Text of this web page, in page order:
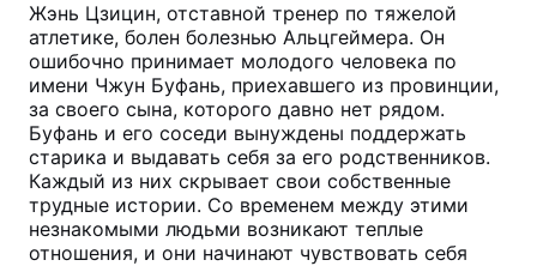
Жэнь Цзицин, отставной тренер по тяжелой
атлетике, болен болезнью Альцгеймера. Он
ошибочно принимает молодого человека по
имени Чжун Буфань, приехавшего из провинции,
за своего сына, которого давно нет рядом.
Буфань и его соседи вынуждены поддержать
старика и выдавать себя за его родственников.
Каждый из них скрывает свои собственные
трудные истории. Со временем между этими
незнакомыми людьми возникают теплые
отношения, и они начинают чувствовать себя